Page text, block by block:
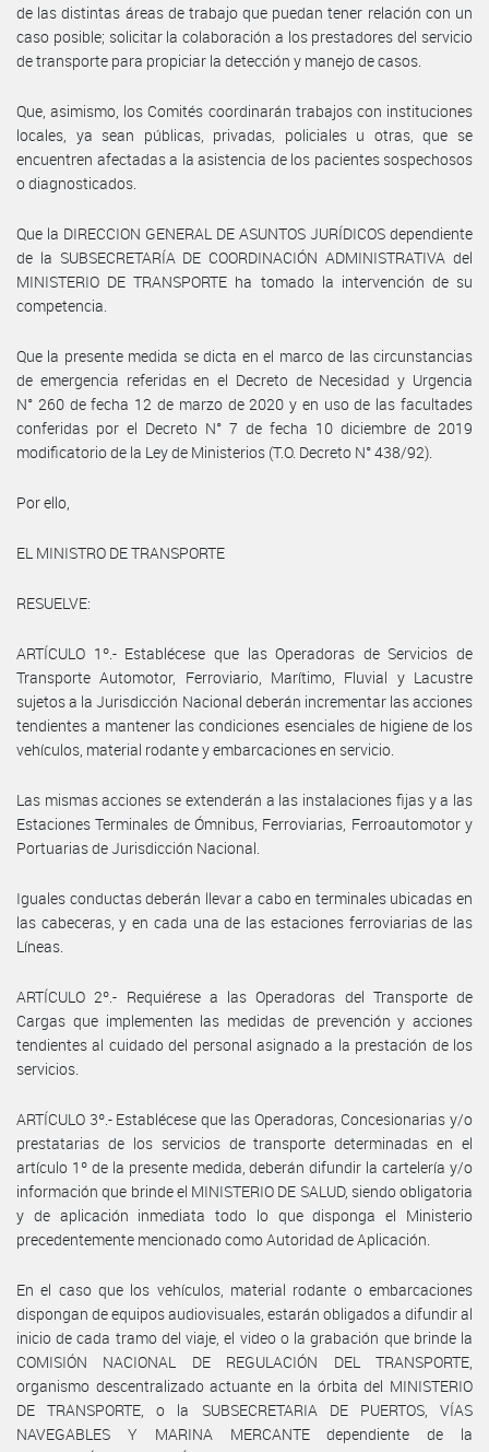
de las distintas áreas de trabajo que puedan tener relación con un
caso posible; solicitar la colaboración a los prestadores del servicio
de transporte para propiciar la detección y manejo de casos.
Que, asimismo, los Comités coordinarán trabajos con instituciones
locales, ya sean públicas, privadas, policiales u otras, que se
encuentren afectadas a la asistencia de los pacientes sospechosos
o diagnosticados.
Que la DIRECCION GENERAL DE ASUNTOS JURÍDICOS dependiente
de la SUBSECRETARÍA DE COORDINACIÓN ADMINISTRATIVA del
MINISTERIO DE TRANSPORTE ha tomado la intervención de su
competencia.
Que la presente medida se dicta en el marco de las circunstancias
de emergencia referidas en el Decreto de Necesidad y Urgencia
N° 260 de fecha 12 de marzo de 2020 y en uso de las facultades
conferidas por el Decreto N° 7 de fecha 10 diciembre de 2019
modificatorio de la Ley de Ministerios (T.O. Decreto N° 438/92).
Por ello,
EL MINISTRO DE TRANSPORTE
RESUELVE:
ARTÍCULO 1º.- Establécese que las Operadoras de Servicios de
Transporte Automotor, Ferroviario, Marítimo, Fluvial y Lacustre
sujetos a la Jurisdicción Nacional deberán incrementar las acciones
tendientes a mantener las condiciones esenciales de higiene de los
vehículos, material rodante y embarcaciones en servicio.
Las mismas acciones se extenderán a las instalaciones fijas y a las
Estaciones Terminales de Ómnibus, Ferroviarias, Ferroautomotor y
Portuarias de Jurisdicción Nacional.
Iguales conductas deberán llevar a cabo en terminales ubicadas en
las cabeceras, y en cada una de las estaciones ferroviarias de las
Líneas.
ARTÍCULO 2º.- Requiérese a las Operadoras del Transporte de
Cargas que implementen las medidas de prevención y acciones
tendientes al cuidado del personal asignado a la prestación de los
servicios.
ARTÍCULO 3º.- Establécese que las Operadoras, Concesionarias y/o
prestatarias de los servicios de transporte determinadas en el
artículo 1º de la presente medida, deberán difundir la cartelería y/o
información que brinde el MINISTERIO DE SALUD, siendo obligatoria
y de aplicación inmediata todo lo que disponga el Ministerio
precedentemente mencionado como Autoridad de Aplicación.
En el caso que los vehículos, material rodante o embarcaciones
dispongan de equipos audiovisuales, estarán obligados a difundir al
inicio de cada tramo del viaje, el video o la grabación que brinde la
COMISIÓN NACIONAL DE REGULACIÓN DEL TRANSPORTE,
organismo descentralizado actuante en la órbita del MINISTERIO
DE TRANSPORTE, o la SUBSECRETARIA DE PUERTOS, VÍAS
NAVEGABLES Y MARINA MERCANTE dependiente de la